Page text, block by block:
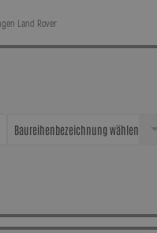
Land Rover
Baureihenbezeichnung wählen